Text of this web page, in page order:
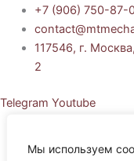
Мы используем
+7 (906) 750-87-
117546, г.
2
Telegram Youtube